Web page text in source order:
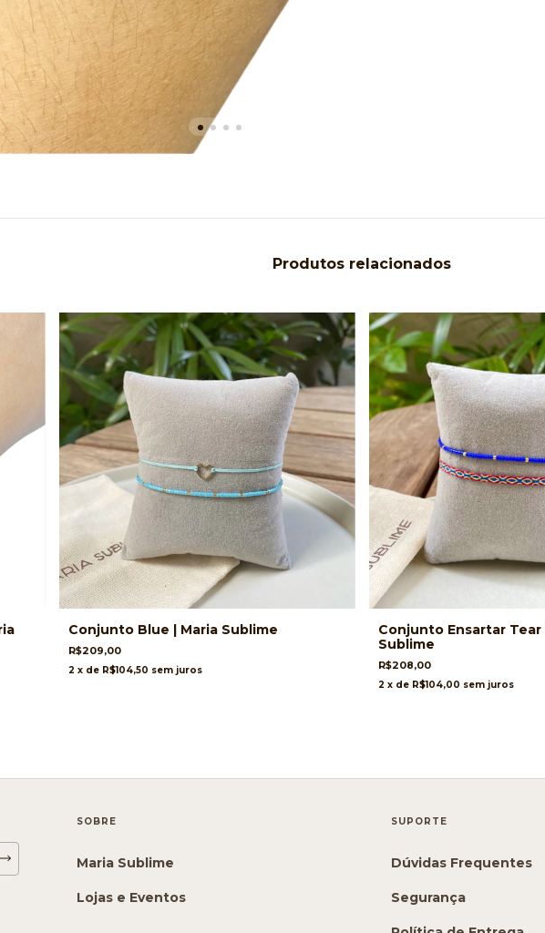
Produtos relacionados
Conjunto Blue | Maria Sublime
R$209,00
2 x de R$104,50 sem juros
Conjunto Ensartar Tear
Sublime
R$208,00
2 x de R$104,00 sem juros
SOBRE
Maria Sublime
Lojas e Eventos
SUPORTE
Dúvidas Frequentes
Segurança